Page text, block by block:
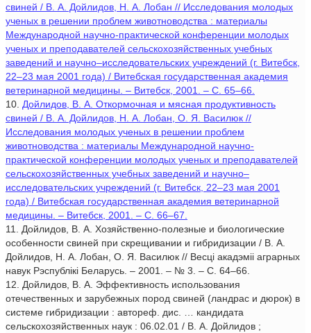
свиней / В. А. Дойлидов, Н. А. Лобан // Исследования молодых
ученых в решении проблем животноводства : материалы
Международной научно-практической конференции молодых
ученых и преподавателей сельскохозяйственных учебных
заведений и научно–исследовательских учреждений (г. Витебск,
22–23 мая 2001 года) / Витебская государственная академия
ветеринарной медицины. – Витебск, 2001. – С. 65–66.
10. Дойлидов, В. А. Откормочная и мясная продуктивность
свиней / В. А. Дойлидов, Н. А. Лобан, О. Я. Василюк //
Исследования молодых ученых в решении проблем
животноводства : материалы Международной научно-
практической конференции молодых ученых и преподавателей
сельскохозяйственных учебных заведений и научно–
исследовательских учреждений (г. Витебск, 22–23 мая 2001
года) / Витебская государственная академия ветеринарной
медицины. – Витебск, 2001. – С. 66–67.
11. Дойлидов, В. А. Хозяйственно-полезные и биологические
особенности свиней при скрещивании и гибридизации / В. А.
Дойлидов, Н. А. Лобан, О. Я. Василюк // Весцi акадэмii аграрных
навук Рэспублiкi Беларусь. – 2001. – № 3. – С. 64–66.
12. Дойлидов, В. А. Эффективность использования
отечественных и зарубежных пород свиней (ландрас и дюрок) в
системе гибридизации : автореф. дис. … кандидата
сельскохозяйственных наук : 06.02.01 / В. А. Дойлидов ;